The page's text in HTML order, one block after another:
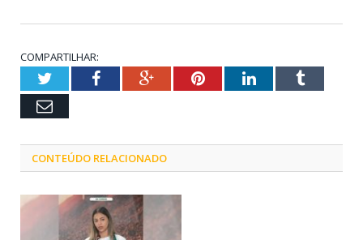
COMPARTILHAR:
TwitterFacebookGoogle+PinterestLinkedInTumblr
Email
CONTEÚDO RELACIONADO